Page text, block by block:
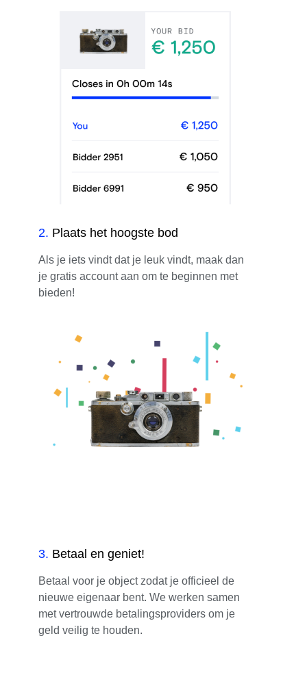
2. Plaats het hoogste bod
Als je iets vindt dat je leuk vindt, maak dan
je gratis account aan om te beginnen met
bieden!
3. Betaal en geniet!
Betaal voor je object zodat je officieel de
nieuwe eigenaar bent. We werken samen
met vertrouwde betalingsproviders om je
geld veilig te houden.